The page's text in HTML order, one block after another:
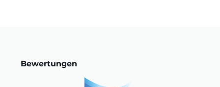
Bewertungen